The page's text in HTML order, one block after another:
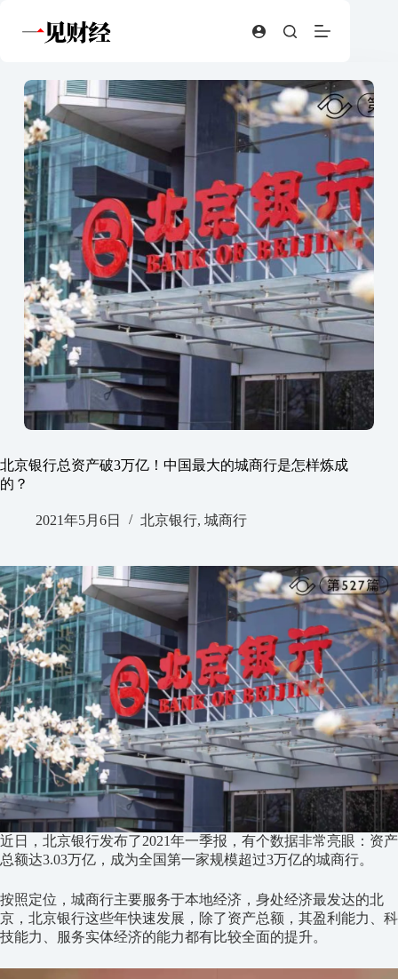
北京银行总资产破3万亿！中国最大的城商行是怎样炼成
的？
2021年5月6日 北京银行, 城商行
近日，北京银行发布了2021年一季报，有个数据非常亮眼：资产
总额达3.03万亿，成为全国第一家规模超过3万亿的城商行。
按照定位，城商行主要服务于本地经济，身处经济最发达的北
京，北京银行这些年快速发展，除了资产总额，其盈利能力、科
技能力、服务实体经济的能力都有比较全面的提升。